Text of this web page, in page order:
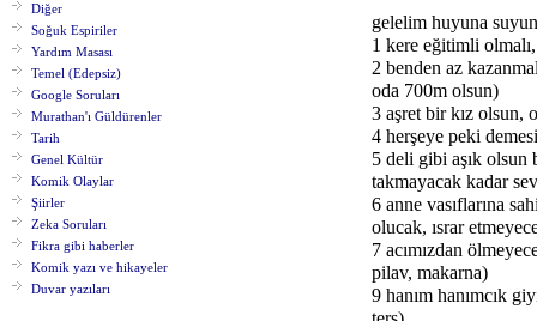
Diğer
Soğuk Espiriler
Yardım Masası
Temel (Edepsiz)
Google Soruları
Murathan'ı Güldürenler
Tarih
Genel Kültür
Komik Olaylar
Şiirler
Zeka Soruları
Fikra gibi haberler
Komik yazı ve hikayeler
Duvar yazıları
gelelim huyuna
1 kere eğitimli
2 benden az
oda 700m olsun)
3 aşret bir kız olsun,
4 herşeye peki
5 deli gibi aşık
takmayacak kadar
6 anne vasıflarına
olucak, ısrar
7 acımızdan
pilav, makarna)
9 hanım hanımcık